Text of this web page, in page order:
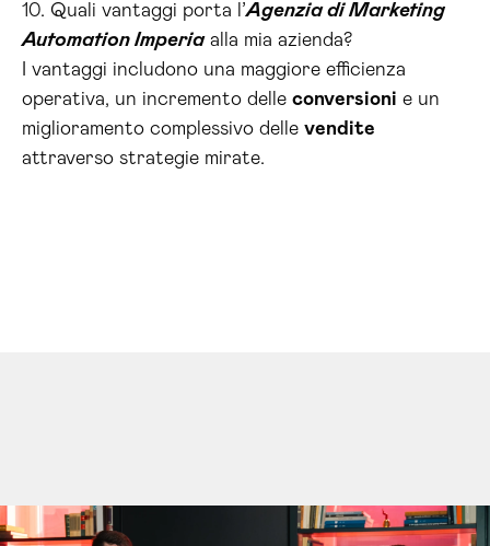
10. Quali vantaggi porta l’Agenzia di Marketing
Automation Imperiaalla mia azienda?
I vantaggi includono una maggiore efficienza
operativa, un incremento delle conversioni e un
miglioramento complessivo delle vendite
attraverso strategie mirate.